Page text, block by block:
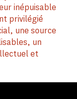
inépuisable
privilégié
une source
un
et